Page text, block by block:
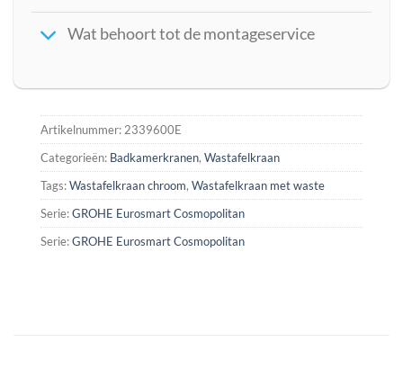
Wat behoort tot de montageservice
Artikelnummer: 2339600E
Categorieën: Badkamerkranen, Wastafelkraan
Tags:Wastafelkraan chroom, Wastafelkraan met waste
Serie:GROHE Eurosmart Cosmopolitan
Serie:GROHE Eurosmart Cosmopolitan